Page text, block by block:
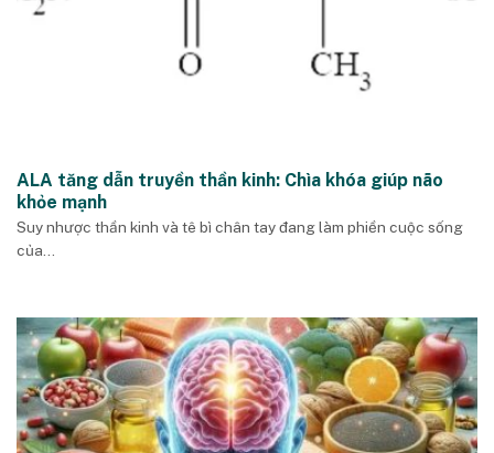
ALA tăng dẫn truyền thần kinh: Chìa khóa giúp não
khỏe mạnh
Suy nhược thần kinh và tê bì chân tay đang làm phiền cuộc sống
của...